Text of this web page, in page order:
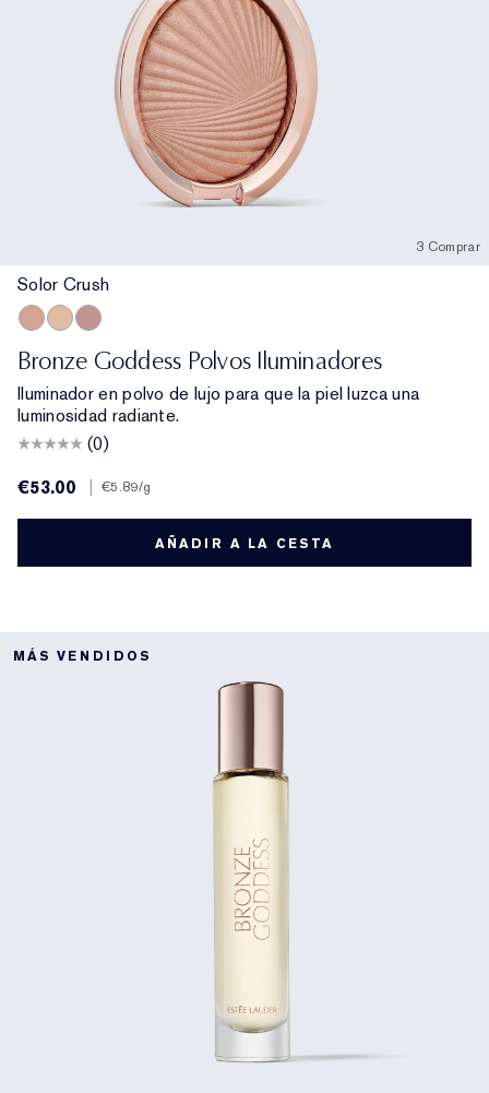
3 Comprar
Solor Crush
Bronze Goddess Polvos Iluminadores
Iluminador en polvo de lujo para que la piel luzca una
luminosidad radiante.
(0)
€53.00
€5.89/g
AÑADIR A LA CESTA
MÁS VENDIDOS